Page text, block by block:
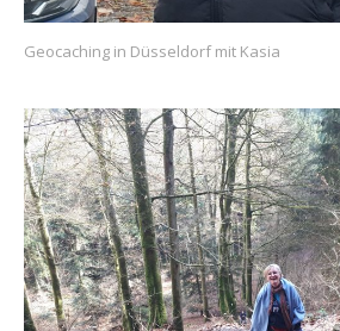
Geocaching in Düsseldorf mit Kasia